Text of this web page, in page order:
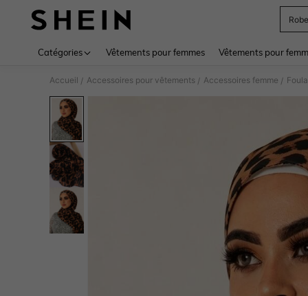
Robe
Catégories Vêtements pour femmes Vêtements pour
Accueil / Accessoires pour vêtements / Accessoires femme /